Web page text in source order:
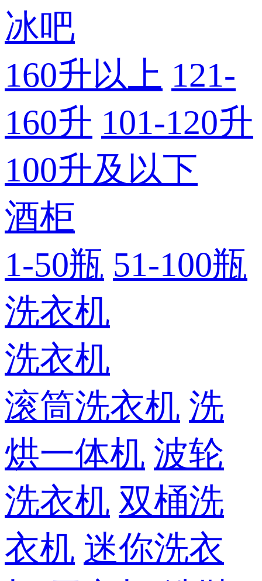
冰吧
160升以上 121-
160升 101-120升
100升及以下
酒柜
1-50瓶 51-100瓶
洗衣机
洗衣机
滚筒洗衣机 洗
烘一体机 波轮
洗衣机 双桶洗
衣机 迷你洗衣